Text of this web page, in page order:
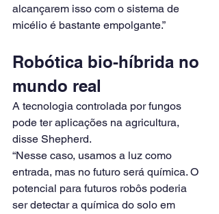
alcançarem isso com o sistema de
micélio é bastante empolgante.”
Robótica bio-híbrida no
mundo real
A tecnologia controlada por fungos
pode ter aplicações na agricultura,
disse Shepherd.
“Nesse caso, usamos a luz como
entrada, mas no futuro será química. O
potencial para futuros robôs poderia
ser detectar a química do solo em